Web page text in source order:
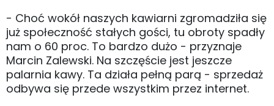
- Choć wokół naszych kawiarni zgromadziła się
już społeczność stałych gości, tu obroty spadły
nam o 60 proc. To bardzo dużo - przyznaje
Marcin Zalewski. Na szczęście jest jeszcze
palarnia kawy. Ta działa pełną parą - sprzedaż
odbywa się przede wszystkim przez internet.